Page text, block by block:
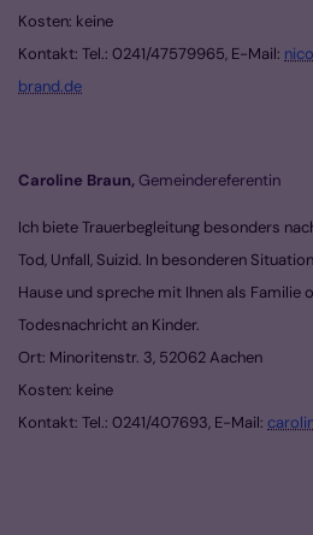
Kosten: keine
Kontakt: Tel.: 0241/47579965, E-Mail:
brand.de
Caroline Braun,Gemeindereferentin
Ich biete Trauerbegleitung besonders
Tod, Unfall, Suizid. In besonderen
Hause und spreche mit Ihnen als Familie
Todesnachricht an Kinder.
Ort: Minoritenstr. 3, 52062Aachen
Kosten: keine
Kontakt: Tel.: 0241/407693, E-Mail: